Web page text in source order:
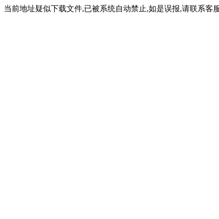
当前地址疑似下载文件,已被系统自动禁止,如是误报,请联系客